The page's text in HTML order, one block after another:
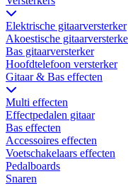
Elektrische gitaarversterker
Akoestische
Bas gitaarversterker
Hoofdtelefoon versterker
Gitaar & Bas effecten
Multi effecten
Effectpedalen gitaar
Bas effecten
Accessoires effecten
Voetschakelaars effecten
Pedalboards
Snaren